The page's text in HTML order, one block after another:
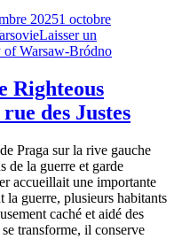
20251 octobre
Laisser un
of Warsaw-Bródno
Righteous
des Justes
Praga sur la rive gauche
de la guerre et garde
accueillait une importante
la guerre, plusieurs habitants
caché et aidé des
transforme, il conserve